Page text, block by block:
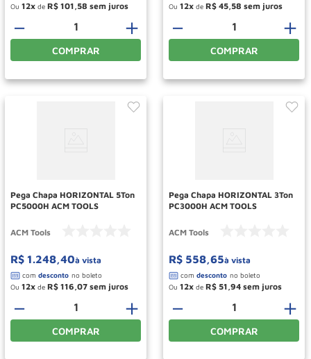
Ou 12 de R$ 101 58
＋
－
COMPRAR
Ou 12 de R$ 45 58
＋
－
COMPRAR
Pega Chapa HORIZONTAL 5Ton
PC5000H ACM TOOLS
ACM Tools
R$ 1.248,40à vista
Ou 12 de R$ 116 07
＋
－
COMPRAR
Pega Chapa HORIZONTAL 3Ton
PC3000H ACM TOOLS
ACM Tools
R$ 558,65à vista
Ou 12 de R$ 51 94
＋
－
COMPRAR